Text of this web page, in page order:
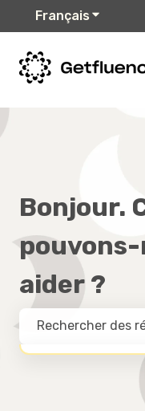
Français Afficher
Bonjour.
pouvons-
aider ?
IL N'Y A AUCUNE